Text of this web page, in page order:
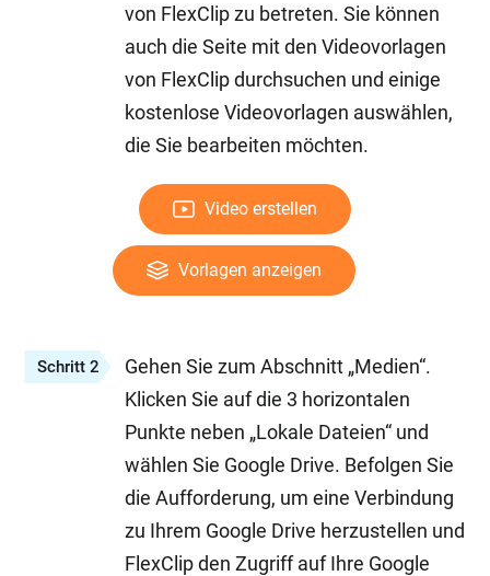
von FlexClip zu betreten. Sie können
auch die Seite mit den Videovorlagen
von FlexClip durchsuchen und einige
kostenlose Videovorlagen auswählen,
die Sie bearbeiten möchten.
Video erstellen
Vorlagen anzeigen
Schritt 2
Gehen Sie zum Abschnitt „Medien“.
Klicken Sie auf die 3 horizontalen
Punkte neben „Lokale Dateien“ und
wählen Sie Google Drive. Befolgen Sie
die Aufforderung, um eine Verbindung
zu Ihrem Google Drive herzustellen und
FlexClip den Zugriff auf Ihre Google